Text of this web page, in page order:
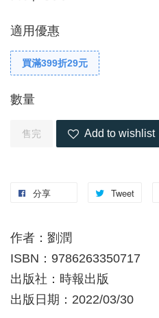
適用優惠
買滿399折29元
數量
售完 Add to wishlist
分享 Tweet
作者：劉潤
ISBN：9786263350717
出版社：時報出版
出版日期：2022/03/30